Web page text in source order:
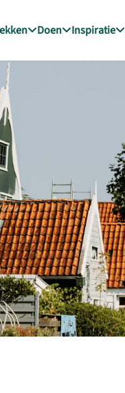
Doen Inspiratie